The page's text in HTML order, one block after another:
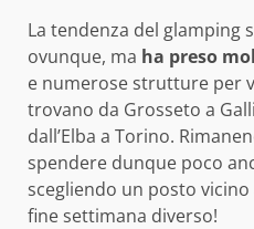
La tendenza del glamping
ovunque, ma ha preso
e numerose strutture per
trovano da Grosseto a
dall’Elba a Torino.
spendere dunque poco
scegliendo un posto
fine settimana diverso!